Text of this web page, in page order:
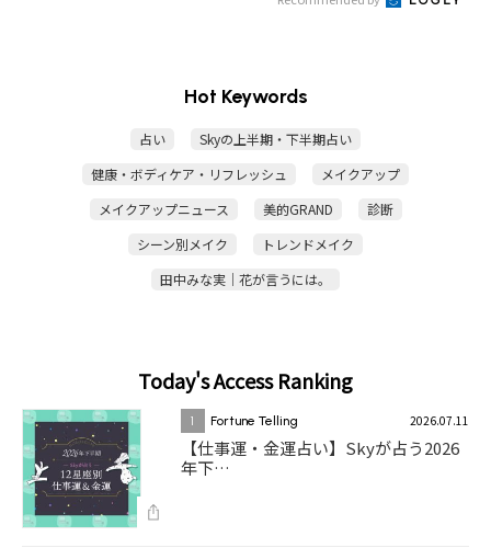
Hot Keywords
占い
Skyの上半期・下半期占い
健康・ボディケア・リフレッシュ
メイクアップ
メイクアップニュース
美的GRAND
診断
シーン別メイク
トレンドメイク
田中みな実｜花が言うには。
Today's Access Ranking
1 Fortune Telling 2026.07.11
【仕事運・金運占い】Skyが占う2026
年下…